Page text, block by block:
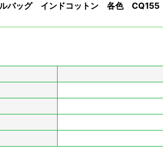
ルバッグ インドコットン 各色 CQ155